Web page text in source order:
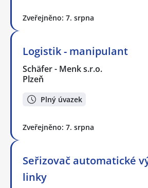
Zveřejněno: 7. srpna
Logistik - manipulant
Schäfer - Menk s.r.o.
Plzeň
Plný úvazek
Zveřejněno: 7. srpna
Seřizovač automatické
linky